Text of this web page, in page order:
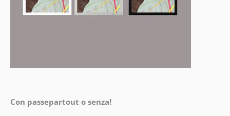
Con passepartout o senza!